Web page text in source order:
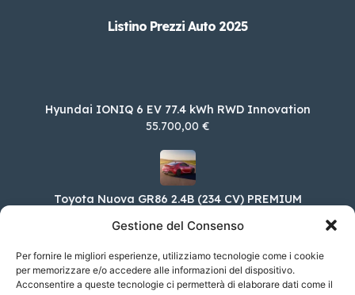
Gestione del Consenso
Per fornire le migliori esperienze, utilizziamo tecnologie come i cookie
per memorizzare e/o accedere alle informazioni del dispositivo.
Acconsentire a queste tecnologie ci permetterà di elaborare dati come il
Listino Prezzi Auto 2025
Hyundai IONIQ 6 EV 77.4 kWh RWD Innovation
55.700,00 €
Toyota Nuova GR86 2.4B (234 CV) PREMIUM
SPORT M/T
39.750,00 €